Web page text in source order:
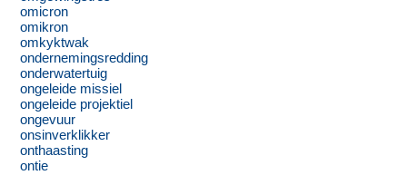
omicron
omikron
omkyktwak
ondernemingsredding
onderwatertuig
ongeleide missiel
ongeleide projektiel
ongevuur
onsinverklikker
onthaasting
ontie